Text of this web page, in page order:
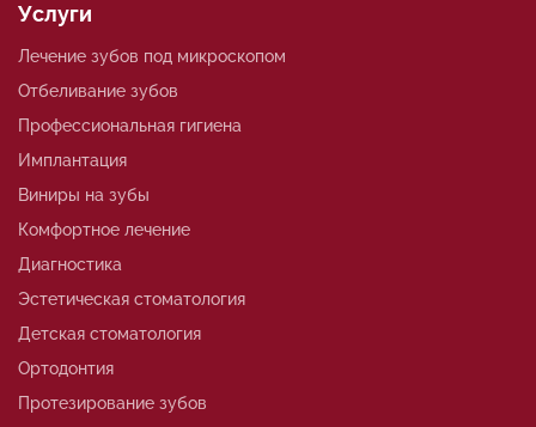
Услуги
Лечение зубов под микроскопом
Отбеливание зубов
Профессиональная гигиена
Имплантация
Виниры на зубы
Комфортное лечение
Диагностика
Эстетическая стоматология
Детская стоматология
Ортодонтия
Протезирование зубов